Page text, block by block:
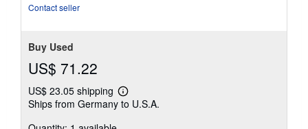
Contact seller
Buy Used
US$ 71.22
US$ 23.05 shipping
Learn
more
Ships from Germany to U.S.A.